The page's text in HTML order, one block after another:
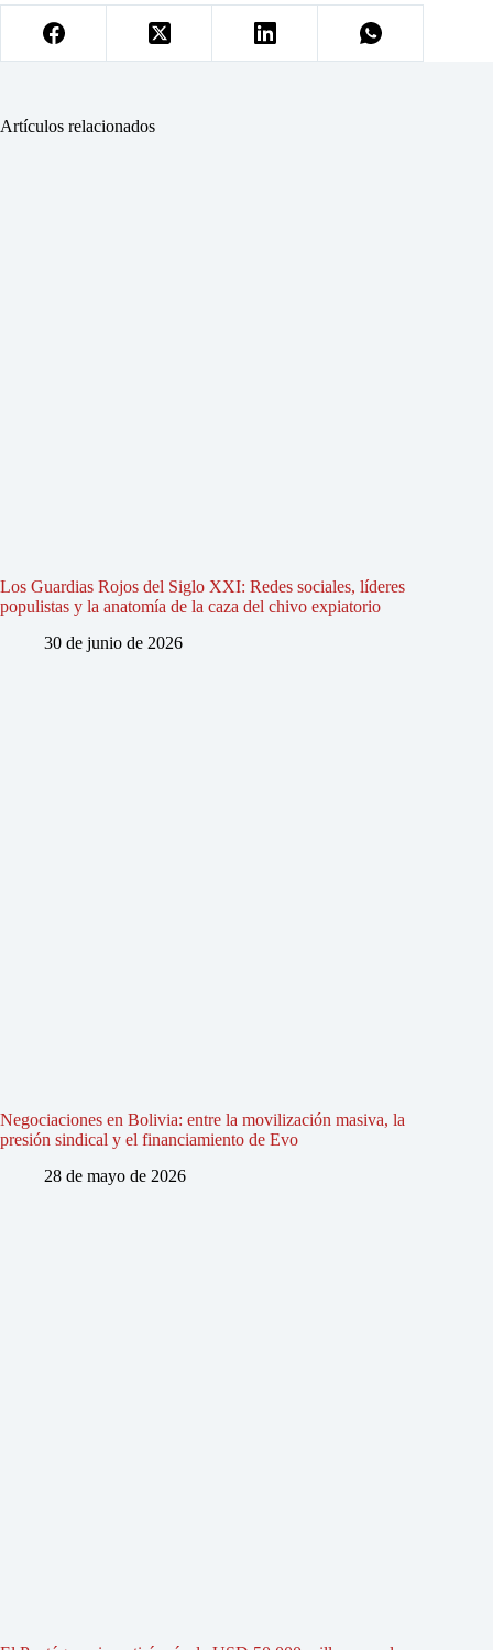
Artículos relacionados
Los Guardias Rojos del Siglo XXI: Redes sociales, líderes
populistas y la anatomía de la caza del chivo expiatorio
30 de junio de 2026
Negociaciones en Bolivia: entre la movilización masiva, la
presión sindical y el financiamiento de Evo
28 de mayo de 2026